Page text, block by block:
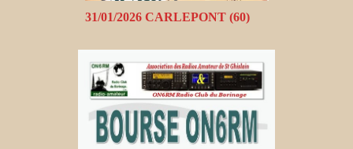
31/01/2026 CARLEPONT (60)